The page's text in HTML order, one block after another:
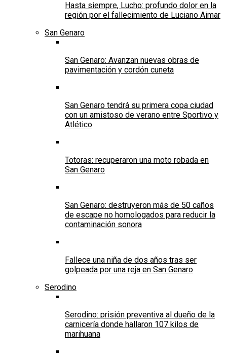
Hasta siempre, Lucho: profundo dolor en la
región por el fallecimiento de Luciano Aimar
San Genaro
San Genaro: Avanzan nuevas obras de
pavimentación y cordón cuneta
San Genaro tendrá su primera copa ciudad
con un amistoso de verano entre Sportivo y
Atlético
Totoras: recuperaron una moto robada en
San Genaro
San Genaro: destruyeron más de 50 caños
de escape no homologados para reducir la
contaminación sonora
Fallece una niña de dos años tras ser
golpeada por una reja en San Genaro
Serodino
Serodino: prisión preventiva al dueño de la
carnicería donde hallaron 107 kilos de
marihuana